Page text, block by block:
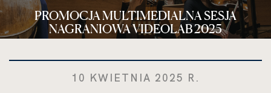
PROMOCJA MULTIMEDIALNA SESJA
NAGRANIOWA VIDEOLAB 2025
10 KWIETNIA 2025 R.